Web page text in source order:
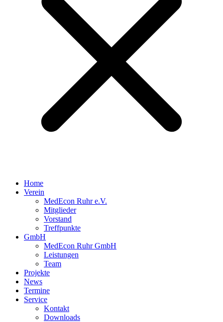
Home
Verein
MedEcon Ruhr e.V.
Mitglieder
Vorstand
Treffpunkte
GmbH
MedEcon Ruhr GmbH
Leistungen
Team
Projekte
News
Termine
Service
Kontakt
Downloads